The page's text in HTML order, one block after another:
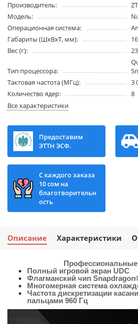
Производитель:
Модель:
Операционная система:
Габариты (ШхВхТ, мм):
Вес (г):
Тип процессора:
Тактовая частота (МГц):
3
Количество ядер:
8
Все характеристики
Предоставим
ЭТТН ЭСФ.
С каждого заказа
10 сом на
благотворительн
ость
Описание Характеристики
Полный игровой экран UDC
Флагманский чип
Многомерная система
Частота дискретизации
пальцами 960 Гц